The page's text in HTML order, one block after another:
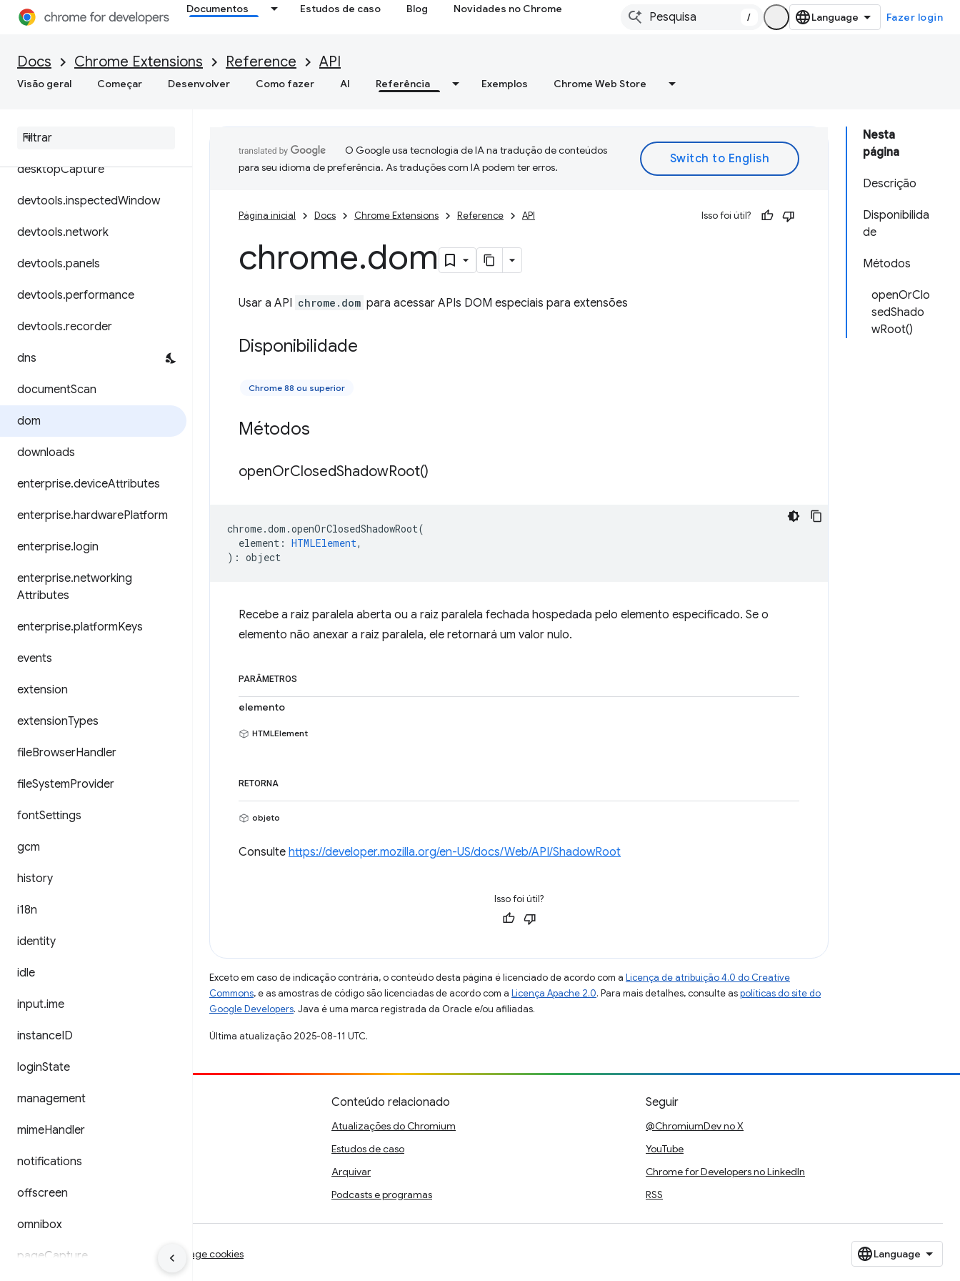
Documentos Estudos de caso Blog Novidades no Chrome
/ Fazer login
Docs Chrome Extensions Reference API
Visão geral Começar Desenvolver Como fazer AI Referência Exemplos Chrome Web Store
contextMenus
declarative
desktopCapture
devtools.inspectedWindow
devtools.network
devtools.panels
devtools.performance
devtools.recorder
dns
documentScan
dom
downloads
enterprise.deviceAttributes
enterprise.hardwarePlatform
enterprise.login
enterprise.networking
Attributes
enterprise.platformKeys
events
extension
extensionTypes
fileBrowserHandler
fileSystemProvider
fontSettings
gcm
history
i18n
identity
idle
input.ime
instanceID
loginState
management
mimeHandler
notifications
offscreen
omnibox
pageCapture
Nesta
página
Descrição
Disponibilida
de
Métodos
openOrClo
sedShado
wRoot()
O Google usa tecnologia de IA na tradução de conteúdos
para seu idioma de preferência. As traduções com IA podem ter erros.
Página inicial Docs Chrome Extensions Reference API Isso foi útil?
chrome.dom
Usar a API chrome.dom para acessar APIs DOM especiais para extensões
Disponibilidade
Chrome 88 ou superior
Métodos
openOrClosedShadowRoot()
chrome.dom .openOrClosedShadowRoot(
element : HTMLElement,
) : object
Recebe a raiz paralela aberta ou a raiz paralela fechada hospedada pelo elemento especificado. Se o
elemento não anexar a raiz paralela, ele retornará um valor nulo.
PARÂMETROS
elemento
HTMLElement
RETORNA
objeto
Consulte https://developer.mozilla.org/en-US/docs/Web/API/ShadowRoot
Isso foi útil?
Exceto em caso de indicação contrária, o conteúdo desta página é licenciado de acordo com a Licença de atribuição 4.0 do Creative
Commons, e as amostras de código são licenciadas de acordo com a Licença Apache 2.0. Para mais detalhes, consulte aspolíticas do site do
Google Developers. Java é uma marca registrada da Oracle e/ou afiliadas.
Última atualização 2025-08-11 UTC.
Contribuir
Registre um bug
Conteúdo relacionado
Atualizações do Chromium
Estudos de caso
Arquivar
Podcasts e programas
Seguir
@ChromiumDev no X
YouTube
Chrome for Developers no LinkedIn
RSS
Termos de Serviço Manage cookies